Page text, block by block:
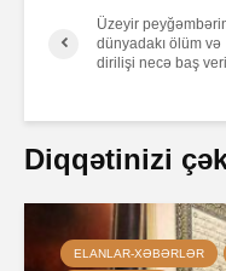
Üzeyir
dünyadakı ölüm və
dirilişi necə baş
Diqqətinizi
ELANLAR-XƏBƏRLƏR